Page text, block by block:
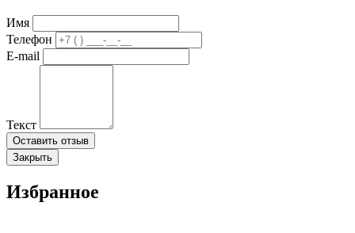
Имя
Телефон
E-mail
Текст
Оставить отзыв
Закрыть
Избранное